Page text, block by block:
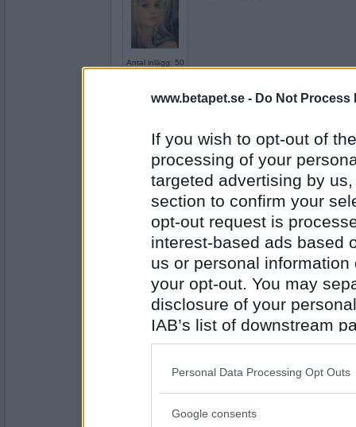
www.betapet.se - Do Not Process
If you wish to opt-out of
processing of your
targeted advertising by
section to confirm your
opt-out request is
interest-based ads based
us or personal
your opt-out. You may
disclosure of your
IAB’s list of downstream
also be disclosed by us
Downstream Participants
Please note that this
Personal Data Processing Opt Outs
Google consents
Antal inlägg: 50
Antal inlägg:
3740
En ung Natalie Wood
Bellarom - Ej medlem längre
Antal inlägg:
4220
Janis Joplin